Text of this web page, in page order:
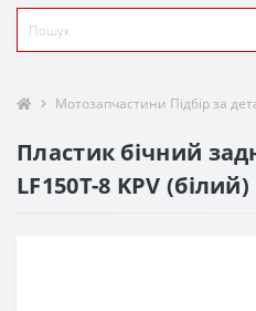
Мотозапчастини Підбір за
Пластик бічний
LF150T-8 KPV (білий)